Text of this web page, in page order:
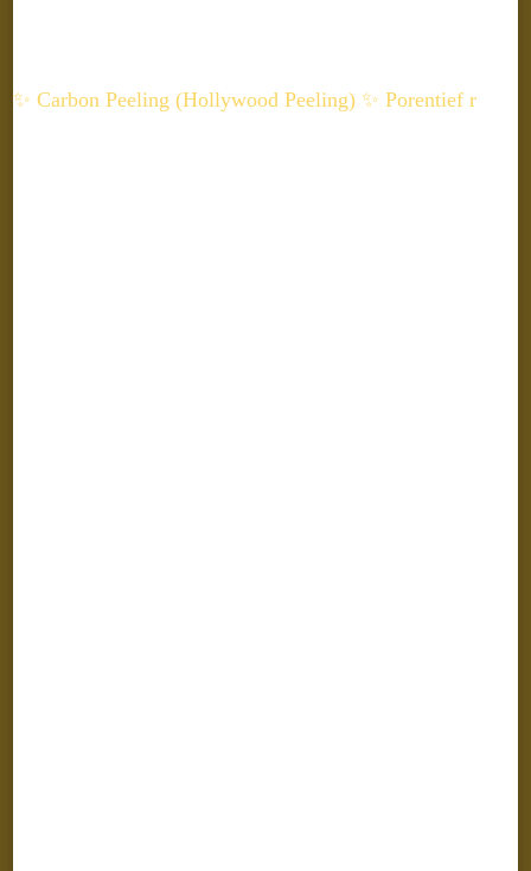
✨ Carbon Peeling (Hollywood Peeling) ✨ Porentief r